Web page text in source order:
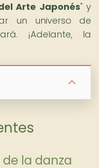
Arte Japonés" y
un universo de
¡Adelante, la
de la danza